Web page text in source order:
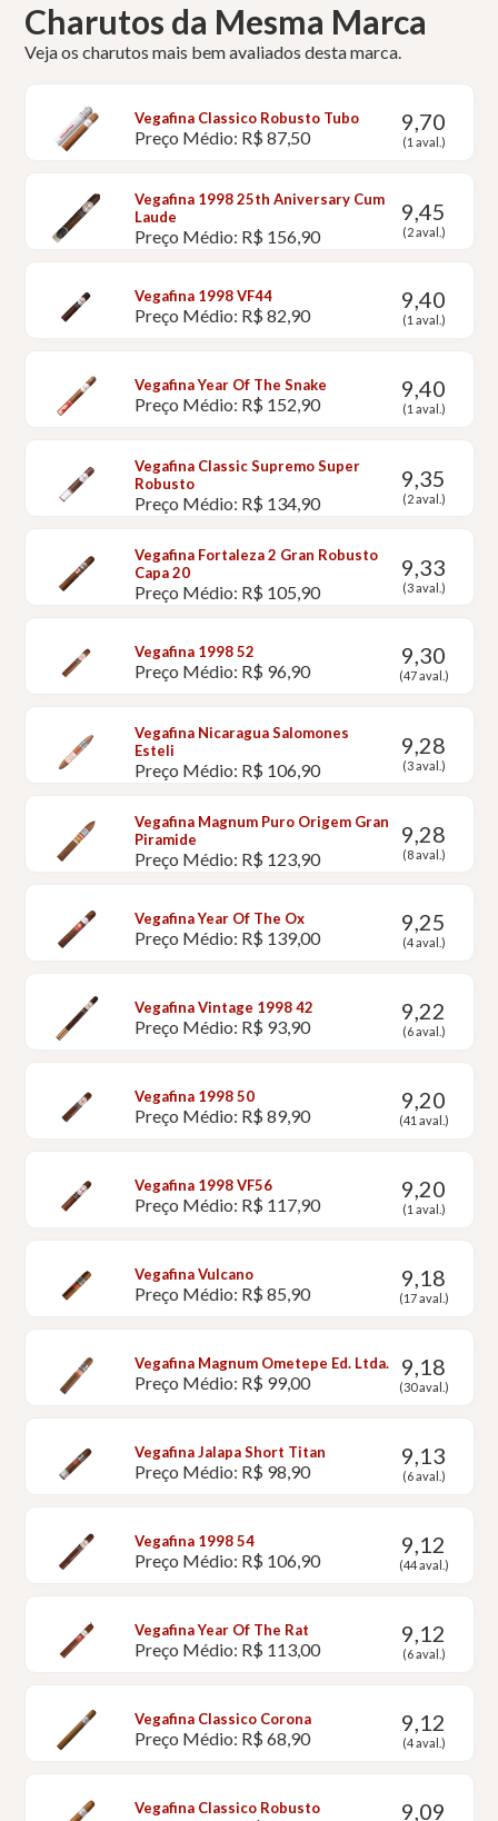
Charutos da Mesma Marca
Veja os charutos mais bem avaliados desta marca.
Vegafina Classico Robusto Tubo
Preço Médio: R$ 87,50
9,70
(1 aval.)
Vegafina 1998 25th Aniversary Cum
Laude
Preço Médio: R$ 156,90
9,45
(2 aval.)
Vegafina 1998 VF44
Preço Médio: R$ 82,90
9,40
(1 aval.)
Vegafina Year Of The Snake
Preço Médio: R$ 152,90
9,40
(1 aval.)
Vegafina Classic Supremo Super
Robusto
Preço Médio: R$ 134,90
9,35
(2 aval.)
Vegafina Fortaleza 2 Gran Robusto
Capa 20
Preço Médio: R$ 105,90
9,33
(3 aval.)
Vegafina 1998 52
Preço Médio: R$ 96,90
9,30
(47 aval.)
Vegafina Nicaragua Salomones
Esteli
Preço Médio: R$ 106,90
9,28
(3 aval.)
Vegafina Magnum Puro Origem Gran
Piramide
Preço Médio: R$ 123,90
9,28
(8 aval.)
Vegafina Year Of The Ox
Preço Médio: R$ 139,00
9,25
(4 aval.)
Vegafina Vintage 1998 42
Preço Médio: R$ 93,90
9,22
(6 aval.)
Vegafina 1998 50
Preço Médio: R$ 89,90
9,20
(41 aval.)
Vegafina 1998 VF56
Preço Médio: R$ 117,90
9,20
(1 aval.)
Vegafina Vulcano
Preço Médio: R$ 85,90
9,18
(17 aval.)
Vegafina Magnum Ometepe Ed. Ltda.
Preço Médio: R$ 99,00
9,18
(30 aval.)
Vegafina Jalapa Short Titan
Preço Médio: R$ 98,90
9,13
(6 aval.)
Vegafina 1998 54
Preço Médio: R$ 106,90
9,12
(44 aval.)
Vegafina Year Of The Rat
Preço Médio: R$ 113,00
9,12
(6 aval.)
Vegafina Classico Corona
Preço Médio: R$ 68,90
9,12
(4 aval.)
Vegafina Classico Robusto 9,09